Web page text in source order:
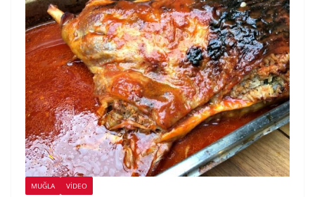
MUĞLA VIDEO